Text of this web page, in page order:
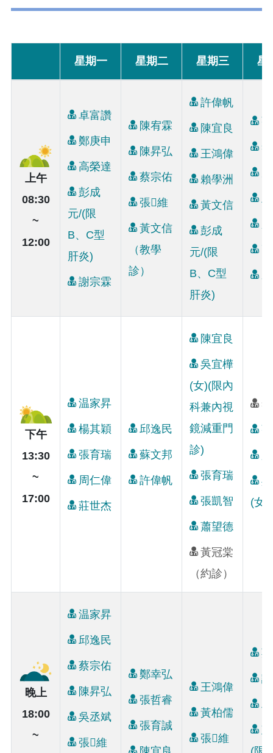
星期一 星期二 星期三 星
上午
08:30
~
12:00
卓富讚
鄭庚申
高榮達
彭成
元/(限
B、C型
肝炎)
謝宗霖
陳宥霖
陳昇弘
蔡宗佑
張維
黃文信
（教學
診）
許偉帆
陳宜良
王鴻偉
賴學洲
黃文信
彭成
元/(限
B、C型
肝炎)
下午
13:30
~
17:00
温家昇
楊其穎
張育瑞
周仁偉
莊世杰
邱逸民
蘇文邦
許偉帆
陳宜良
吳宜樺
(女)(限內
科兼內視
鏡減重門
診)
張育瑞
張凱智
蕭望德
黃冠棠
（約診）
(女)
晚上
18:00
~
温家昇
邱逸民
蔡宗佑
陳昇弘
吳丞斌
張維
鄭幸弘
張哲睿
張育誠
王鴻偉
黃柏儒
張維